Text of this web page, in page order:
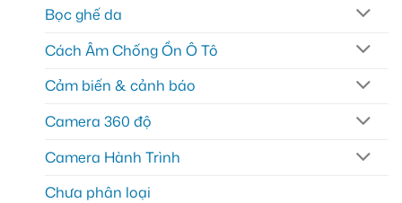
Bọc ghế da
Cách Âm Chống Ồn Ô Tô
Cảm biến & cảnh báo
Camera 360 độ
Camera Hành Trình
Chưa phân loại